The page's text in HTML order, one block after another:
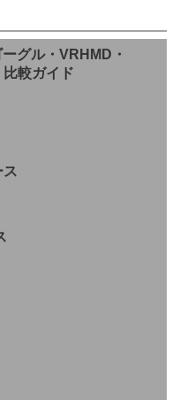
グル・VRHMD・
較ガイド